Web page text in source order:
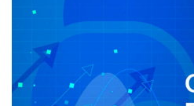
Yatırımcı İlişkileri
ODAŞ'ta Hayat
Odağımızda Gelecek Var
Biz'den Haberler